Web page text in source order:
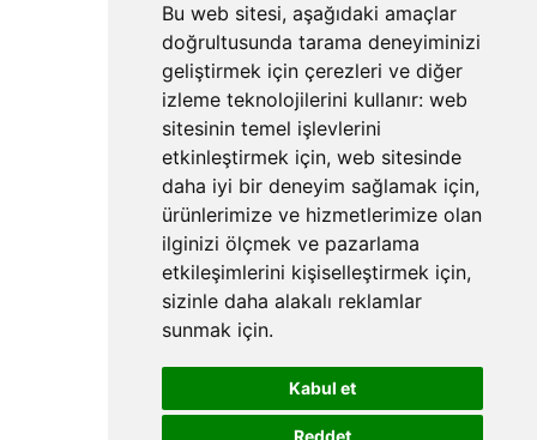
Bu web sitesi, aşağıdaki amaçlar
doğrultusunda tarama deneyiminizi
geliştirmek için çerezleri ve diğer
izleme teknolojilerini kullanır: web
sitesinin temel işlevlerini
etkinleştirmek için, web sitesinde
daha iyi bir deneyim sağlamak için,
ürünlerimize ve hizmetlerimize olan
ilginizi ölçmek ve pazarlama
etkileşimlerini kişiselleştirmek için,
sizinle daha alakalı reklamlar
sunmak için.
Kabul et
Reddet